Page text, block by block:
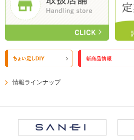
情報ラインナップ